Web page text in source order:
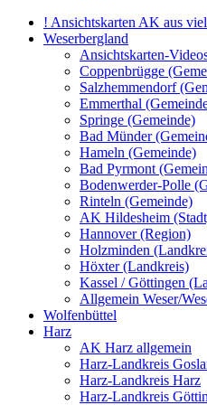
! Ansichtskarten AK aus
Weserbergland
Ansichtskarten-
Coppenbrügge
Salzhemmendorf
Emmerthal
Springe (Gemeinde)
Bad Münder
Hameln (Gemeinde)
Bad Pyrmont
Bodenwerder-Polle
Rinteln (Gemeinde)
AK Hildesheim
Hannover (Region)
Holzminden
Höxter (Landkreis)
Kassel / Göttingen
Allgemein Weser/
Wolfenbüttel
Harz
AK Harz allgemein
Harz-Landkreis
Harz-Landkreis Harz
Harz-Landkreis